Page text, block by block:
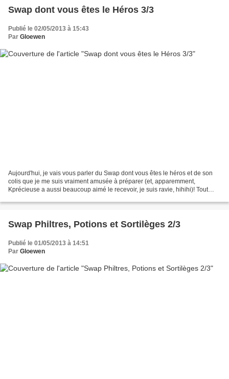
Swap dont vous êtes le Héros 3/3
Publié le 02/05/2013 à 15:43
Par Gloewen
Aujourd'hui, je vais vous parler du Swap dont vous êtes le héros et de son
colis que je me suis vraiment amusée à préparer (et, apparemment,
Kprécieuse a aussi beaucoup aimé le recevoir, je suis ravie, hihihi)! Tout
Swap Philtres, Potions et Sortilèges 2/3
Publié le 01/05/2013 à 14:51
Par Gloewen